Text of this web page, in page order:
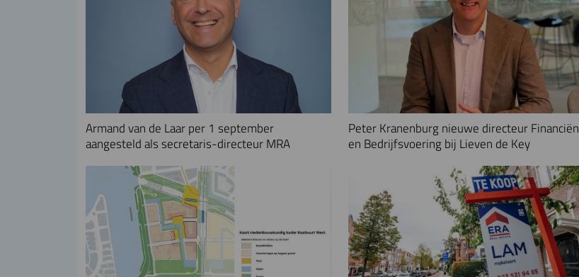
Armand van de Laar per 1 september
aangesteld als secretaris-directeur MRA
Peter Kranenburg nieuwe directeur Financiën
en Bedrijfsvoering bij Lieven de Key